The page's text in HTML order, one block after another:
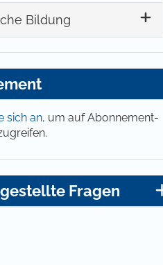
Bildung
sich an, um auf Abonnement-
Fragen